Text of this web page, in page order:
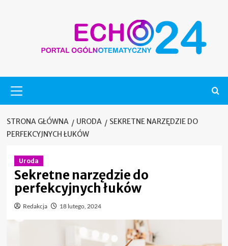
główne
STRONA GŁÓWNA URODA
SEKRETNE NARZĘDZIE DO
PERFEKCYJNYCH ŁUKÓW
Uroda
Sekretne narzędzie do
perfekcyjnych łuków
Redakcja 18 lutego, 2024